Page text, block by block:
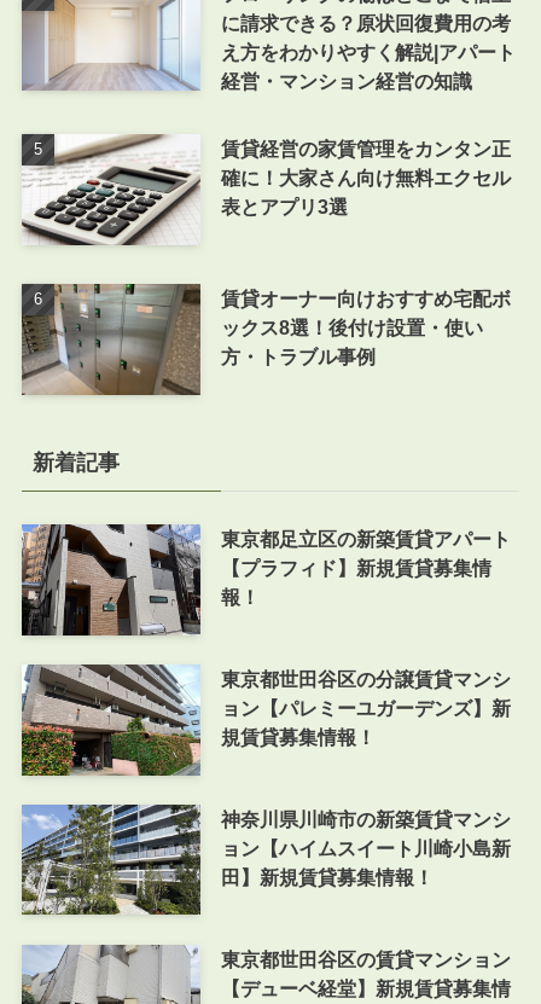
に請求できる？原状回復費用の考
え方をわかりやすく解説|アパート
経営・マンション経営の知識
賃貸経営の家賃管理をカンタン正
確に！大家さん向け無料エクセル
表とアプリ3選
賃貸オーナー向けおすすめ宅配ボ
ックス8選！後付け設置・使い
方・トラブル事例
新着記事
東京都足立区の新築賃貸アパート
【プラフィド】新規賃貸募集情
報！
東京都世田谷区の分譲賃貸マンシ
ョン【パレミーユガーデンズ】新
規賃貸募集情報！
神奈川県川崎市の新築賃貸マンシ
ョン【ハイムスイート川崎小島新
田】新規賃貸募集情報！
東京都世田谷区の賃貸マンション
【デューベ経堂】新規賃貸募集情